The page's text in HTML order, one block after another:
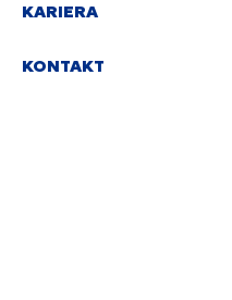
KARIERA
KONTAKT